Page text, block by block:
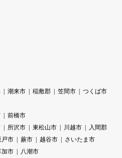
潮来市 稲敷郡 笠間市
つくば市
前橋市
所沢市 東松山市 川越市
入間郡
戸市 蕨市 越谷市
さいたま市
加市
八潮市